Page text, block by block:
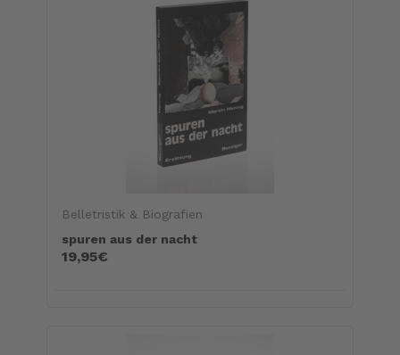
Belletristik & Biografien
spuren aus der nacht
19,95€